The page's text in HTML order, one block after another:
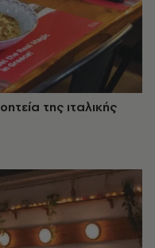
της ιταλικής